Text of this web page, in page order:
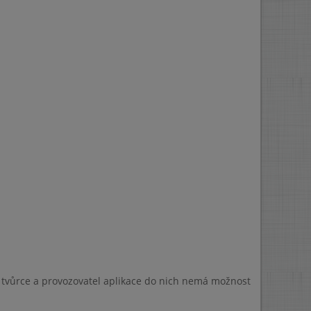
a provozovatel aplikace do nich nemá možnost